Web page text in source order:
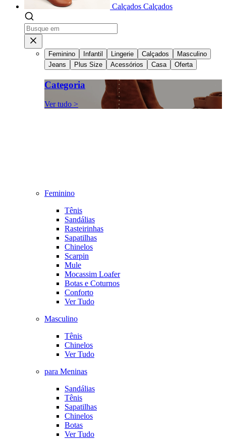
Calçados Calçados
Feminino Infantil Lingerie Calçados
Masculino
Jeans
Plus Size Acessórios Casa Oferta
Categoria
Ver tudo >
Feminino
Tênis
Sandálias
Rasteirinhas
Sapatilhas
Chinelos
Scarpin
Mule
Mocassim Loafer
Botas e Coturnos
Conforto
Ver Tudo
Masculino
Tênis
Chinelos
Ver Tudo
para Meninas
Sandálias
Tênis
Sapatilhas
Chinelos
Botas
Ver Tudo